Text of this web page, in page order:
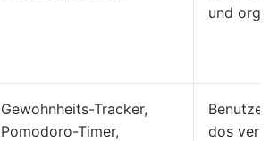
und
Gewohnheits-Tracker,
Pomodoro-Timer,
Benutzer,
dos